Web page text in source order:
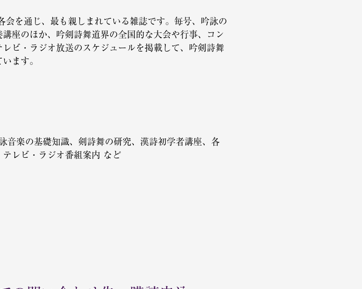
会を通じ、最も親しまれている雑誌です。毎号、吟詠の
座のほか、吟剣詩舞道界の全国的な大会や行事、コン
ビ・ラジオ放送のスケジュールを掲載して、吟剣詩舞
ます。
音楽の基礎知識、剣詩舞の研究、漢詩初学者講座、各
レビ・ラジオ番組案内 など